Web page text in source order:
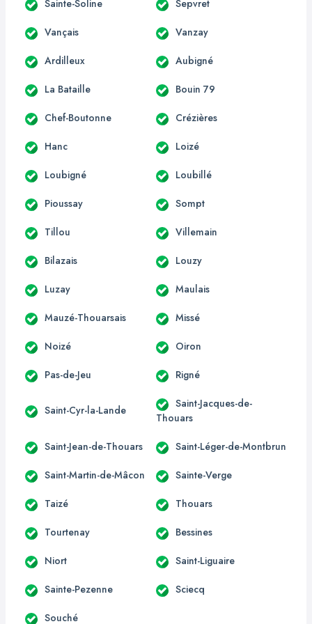
Sainte-Soline Sepvret
Vançais Vanzay
Ardilleux Aubigné
La Bataille Bouin 79
Chef-Boutonne Crézières
Hanc Loizé
Loubigné Loubillé
Pioussay Sompt
Tillou Villemain
Bilazais Louzy
Luzay Maulais
Mauzé-Thouarsais Missé
Noizé Oiron
Pas-de-Jeu Rigné
Saint-Cyr-la-Lande
Saint-Jacques-de-
Thouars
Saint-Jean-de-Thouars Saint-Léger-de-Montbrun
Saint-Martin-de-Mâcon Sainte-Verge
Taizé Thouars
Tourtenay Bessines
Niort Saint-Liguaire
Sainte-Pezenne Sciecq
Souché